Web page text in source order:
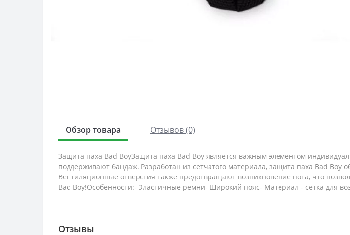
Обзор товара Отзывов (0)
Защита паха Bad BoyЗащита паха Bad Boy является важным элементом
поддерживают бандаж. Разработан из сетчатого материала, защита паха Bad Boy
Вентиляционные отверстия также предотвращают возникновение пота, что
Bad Boy!Особенности:- Эластичные ремни- Широкий пояс- Материал - сетка для
Отзывы